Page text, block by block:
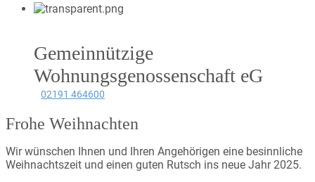
Gemeinnützige
Wohnungsgenossenschaft eG
02191 464600
Frohe Weihnachten
Wir wünschen Ihnen und Ihren Angehörigen eine besinnliche
Weihnachtszeit und einen guten Rutsch ins neue Jahr 2025.